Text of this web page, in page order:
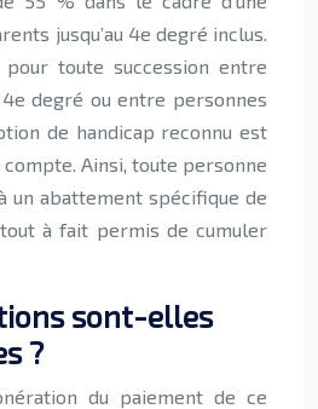
jusqu’au 4e degré inclus.
toute succession entre
degré ou entre personnes
de handicap reconnu est
Ainsi, toute personne
un abattement spécifique de
à fait permis de cumuler
sont-elles
?
du paiement de ce